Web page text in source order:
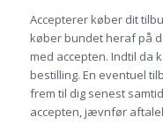
Accepterer køber dit
køber bundet heraf på
med accepten. Indtil da
bestilling. En eventuel
frem til dig senest
accepten, jævnfør